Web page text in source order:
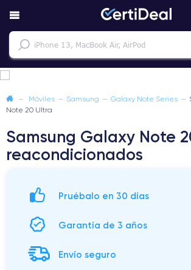
— Móviles — Samsung — Galaxy Note Series —
Note 20 Ultra
Samsung Galaxy Note
reacondicionados
Pruébalo en 30 días
Garantía de 3 años
Envío seguro